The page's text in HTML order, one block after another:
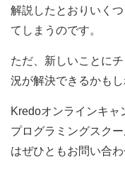
解説したとおりいく
てしまうのです。
ただ、新しいことに
況が解決できるかもし
Kredoオンラインキャ
プログラミングスク
はぜひともお問い合わ